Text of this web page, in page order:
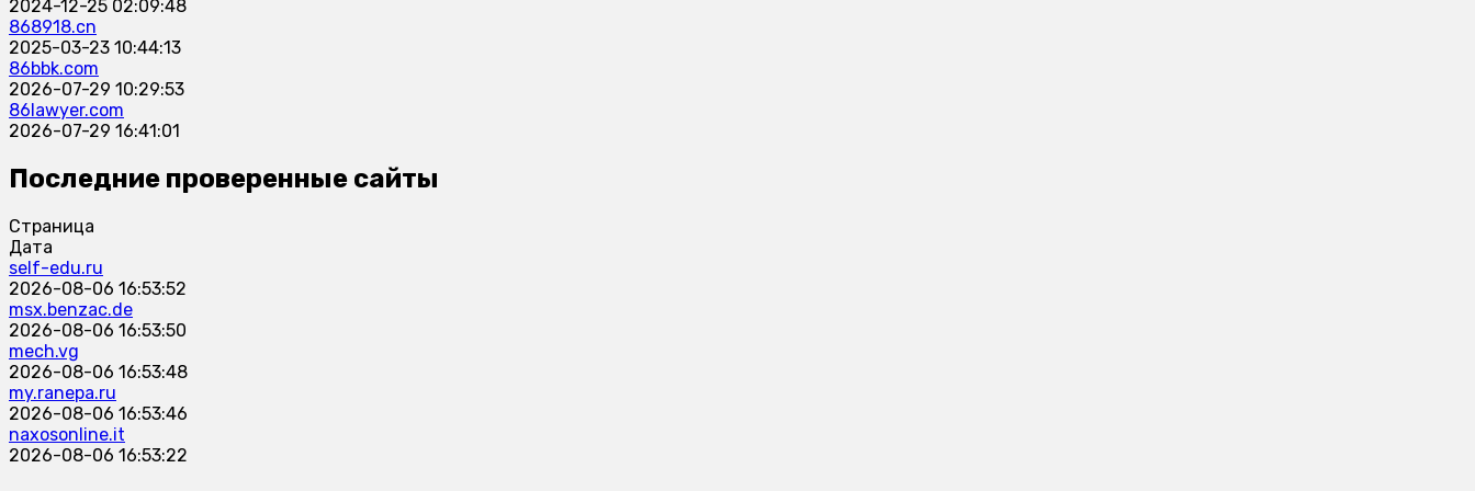
2024-12-25 02:09:48
868918.cn
2025-03-23 10:44:13
86bbk.com
2026-07-29 10:29:53
86lawyer.com
2026-07-29 16:41:01
Последние проверенные сайты
Страница
Дата
self-edu.ru
2026-08-06 16:53:52
msx.benzac.de
2026-08-06 16:53:50
mech.vg
2026-08-06 16:53:48
my.ranepa.ru
2026-08-06 16:53:46
naxosonline.it
2026-08-06 16:53:22